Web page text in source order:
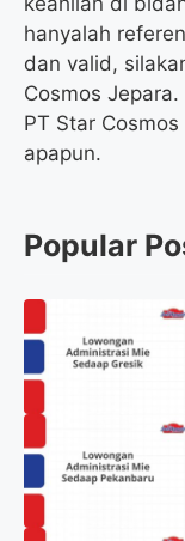
hanyalah
dan valid,
Cosmos
PT Star
apapun.
Popular